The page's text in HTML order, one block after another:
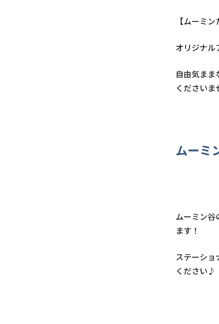
【ムーミ
オリジナル
自由気ま
くださいま
ムーミ
ムーミン谷
ます！
ステーショ
ください♪